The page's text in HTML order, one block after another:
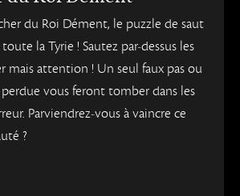
du Roi Dément, le puzzle de saut
la Tyrie ! Sautez par-dessus les
mais attention ! Un seul faux pas ou
vous feront tomber dans les
Parviendrez-vous à vaincre ce
?